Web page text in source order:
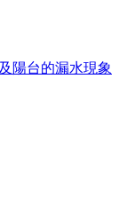
陽台的漏水現象